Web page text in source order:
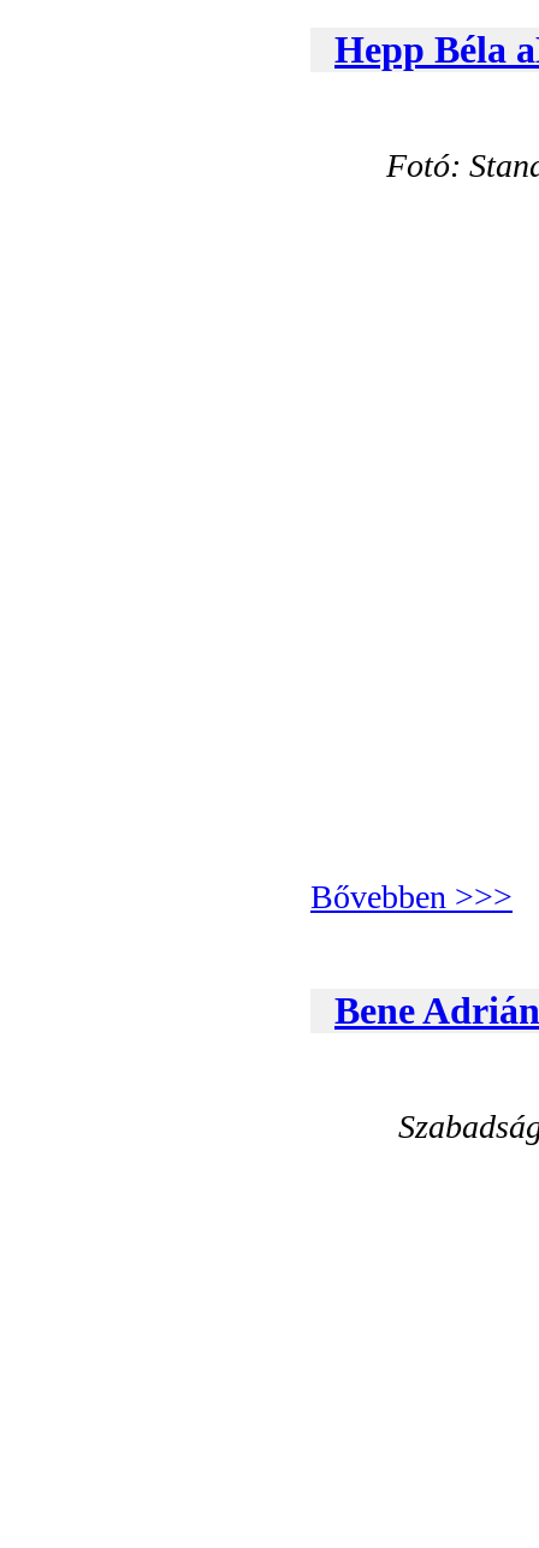
Hepp Béla
Fotó:
Bővebben >>>
Bene